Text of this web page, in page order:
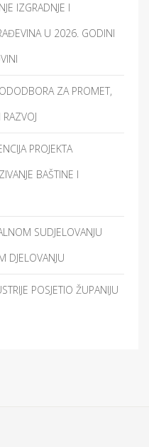
IZGRADNJE I
U 2026. GODINI
ZA PROMET,
PROJEKTA
BAŠTINE I
SUDJELOVANJU
DJELOVANJU
POSJETIO ŽUPANIJU